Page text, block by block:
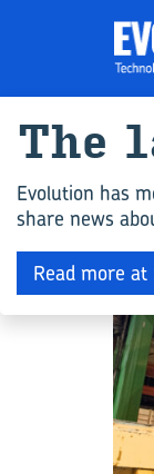
The
Evolution has
share news
Read more at